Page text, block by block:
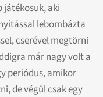
játékosuk, aki
lebombázta
cserével megtörni
már nagy volt a
periódus, amikor
de végül csak egy